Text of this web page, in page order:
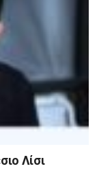
Λίσι